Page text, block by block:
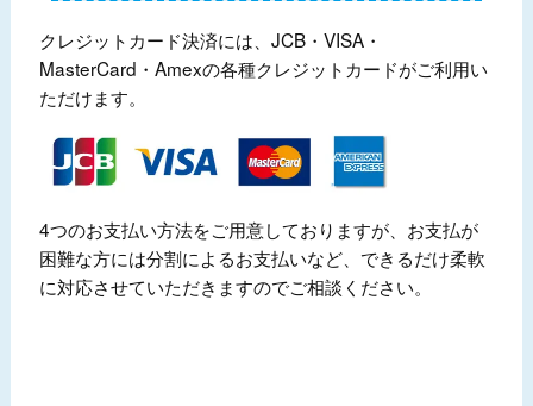
クレジットカード決済には、JCB・VISA・
MasterCard・Amexの各種クレジットカードがご利用い
ただけます。
4つのお支払い方法をご用意しておりますが、お支払が
困難な方には分割によるお支払いなど、できるだけ柔軟
に対応させていただきますのでご相談ください。